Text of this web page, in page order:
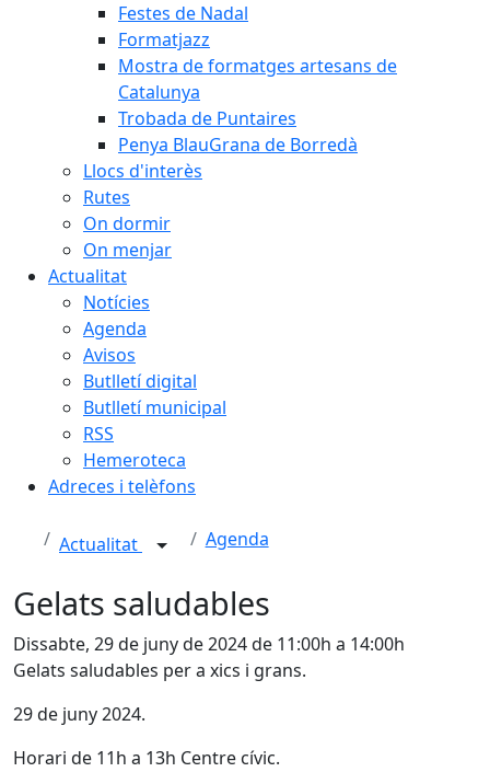
Festes de Nadal
Formatjazz
Mostra de formatges artesans de
Catalunya
Trobada de Puntaires
Penya BlauGrana de Borredà
Llocs d'interès
Rutes
On dormir
On menjar
Actualitat
Notícies
Agenda
Avisos
Butlletí digital
Butlletí municipal
RSS
Hemeroteca
Adreces i telèfons
Actualitat Agenda
Gelats saludables
Dissabte, 29 de juny de 2024 de 11:00h a 14:00h
Gelats saludables per a xics i grans.
29 de juny 2024.
Horari de 11h a 13h Centre cívic.